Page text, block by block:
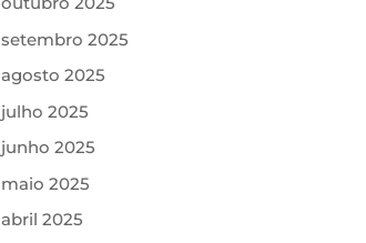
setembro 2025
agosto 2025
julho 2025
junho 2025
maio 2025
abril 2025